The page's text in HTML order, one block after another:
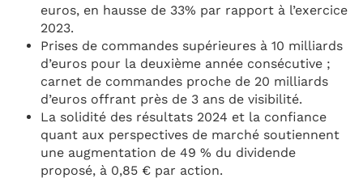
euros, en hausse de 33% par rapport à l’exercice
2023.
Prises de commandes supérieures à 10 milliards
d’euros pour la deuxième année consécutive ;
carnet de commandes proche de 20 milliards
d’euros offrant près de 3 ans de visibilité.
La solidité des résultats 2024 et la confiance
quant aux perspectives de marché soutiennent
une augmentation de 49 % du dividende
proposé, à 0,85 € par action.